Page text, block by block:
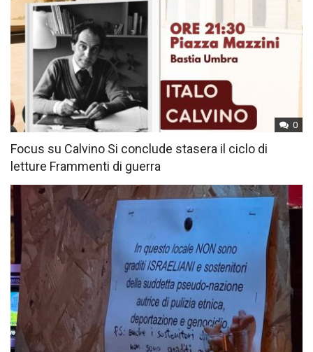
0
Focus su Calvino Si conclude stasera il ciclo di
letture Frammenti di guerra